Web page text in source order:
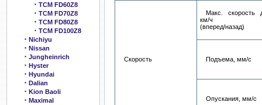
TCM FD60Z8
TCM FD70Z8
TCM FD80Z8
TCM FD100Z8
Nichiyu
Nissan
Jungheinrich
Hyster
Hyundai
Dalian
Kion Baoli
Maximal
Скорость
Макс. скорость
км/ч
(вперед/назад)
Подъема, мм/с
Опускания, мм/с